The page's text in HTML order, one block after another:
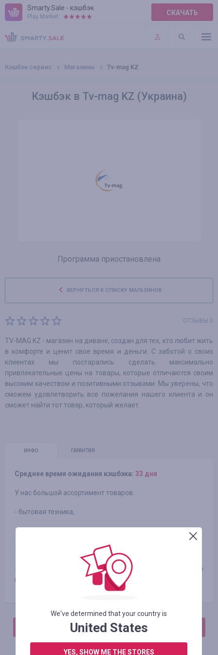
Smarty.Sale - кэшбэк
Play Market: СКАЧАТЬ
ПРАВИЛА
ПЛАГИНЫ
Кэшбэк сервис Магазины Tv-mag KZ
Кэшбэк в Tv-mag KZ (Украина)
Программа приостановлена
ВЕРНУТЬСЯ К СПИСКУ МАГАЗИНОВ
ОТЗЫВЫ 0
TV-MAG.KZ - магазин на диване, создан для тех, кто любит жить
в комфорте и ценит свое время и деньги. С заботой о своих
клиентах мы постарались сделать максимально
привлекательные цены на товары, которые отличаются своим
высоким качеством и позитивными отзывами. Мы уверены, что
сможем удовлетворить все пожелания нашего клиента и он
сможет найти тот товар, который желает.
ИНФО ГАРАНТИЯ
Среднее время ожидания кэшбэка: 33 дня
У нас большой ассортимент товаров:
- бытовая техника,
- кухонные принадлежности,
- товары для детей,
- тренажеры и еще множество товаров, которые
необходимы каждому.
АВТОРИЗИРУЙТЕСЬ, ЧТОБЫ ОСТАВИТЬ ОТЗЫВ
We've determined that your country is
United States
YES, SHOW ME THE STORES